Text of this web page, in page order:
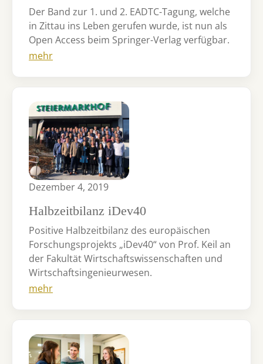
Der Band zur 1. und 2. EADTC-Tagung, welche
in Zittau ins Leben gerufen wurde, ist nun als
Open Access beim Springer-Verlag verfügbar.
mehr
Dezember 4, 2019
Halbzeitbilanz iDev40
Positive Halbzeitbilanz des europäischen
Forschungsprojekts „iDev40“ von Prof. Keil an
der Fakultät Wirtschaftswissenschaften und
Wirtschaftsingenieurwesen.
mehr